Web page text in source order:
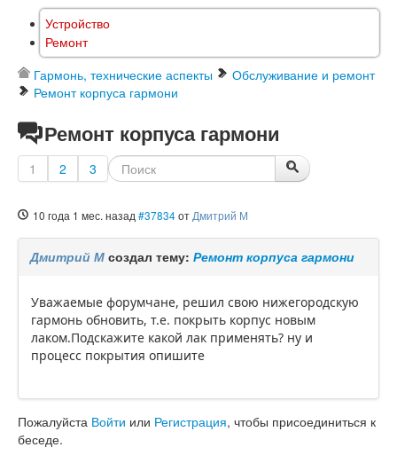
Устройство
Ремонт
Гармонь, технические аспекты
Обслуживание и ремонт
Ремонт корпуса гармони
Ремонт корпуса гармони
1 2 3
10 года 1 мес. назад #37834от Дмитрий М
Дмитрий М создал тему: Ремонт корпуса гармони
Уважаемые форумчане, решил свою нижегородскую
гармонь обновить, т.е. покрыть корпус новым
лаком.Подскажите какой лак применять? ну и
процесс покрытия опишите
Пожалуйста Войти или Регистрация, чтобы присоединиться к
беседе.